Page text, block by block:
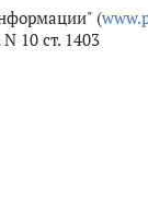
(
10 ст. 1403